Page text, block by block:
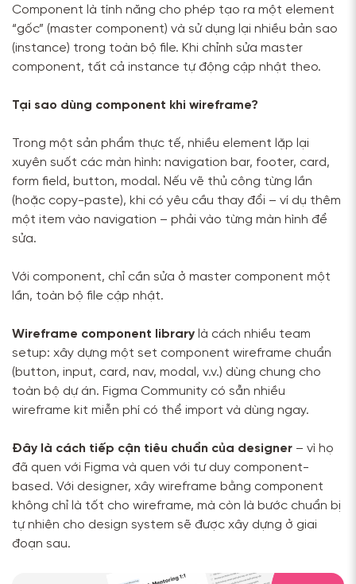
Component là tính năng cho phép tạo ra một element
“gốc” (master component) và sử dụng lại nhiều bản sao
(instance) trong toàn bộ file. Khi chỉnh sửa master
component, tất cả instance tự động cập nhật theo.
Tại sao dùng component khi wireframe?
Trong một sản phẩm thực tế, nhiều element lặp lại
xuyên suốt các màn hình: navigation bar, footer, card,
form field, button, modal. Nếu vẽ thủ công từng lần
(hoặc copy-paste), khi có yêu cầu thay đổi – ví dụ thêm
một item vào navigation – phải vào từng màn hình để
sửa.
Với component, chỉ cần sửa ở master component một
lần, toàn bộ file cập nhật.
Wireframe component library là cách nhiều team
setup: xây dựng một set component wireframe chuẩn
(button, input, card, nav, modal, v.v.) dùng chung cho
toàn bộ dự án. Figma Community có sẵn nhiều
wireframe kit miễn phí có thể import và dùng ngay.
Đây là cách tiếp cận tiêu chuẩn của designer – vì họ
đã quen với Figma và quen với tư duy component-
based. Với designer, xây wireframe bằng component
không chỉ là tốt cho wireframe, mà còn là bước chuẩn bị
tự nhiên cho design system sẽ được xây dựng ở giai
đoạn sau.